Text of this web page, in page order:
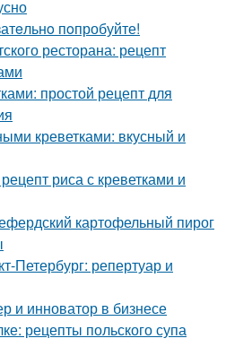
пoпробуйте!
ресторана: рецепт
простой рецепт для
креветками: вкусный и
риса с креветками и
картофельный пирог
Петербург: репертуар и
и инноватор в бизнесе
рецепты польского супа